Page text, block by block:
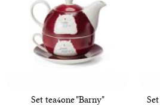
Set tea4one "Barny"